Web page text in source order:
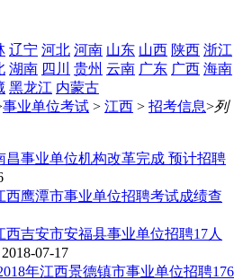
辽宁 河北 河南 山东 山西 陕西 浙江
湖南 四川 贵州 云南 广东 广西 海南
黑龙江 内蒙古
事业单位考试 > 江西 > 招考信息>列
昌事业单位机构改革完成 预计招聘
西鹰潭市事业单位招聘考试成绩查
西吉安市安福县事业单位招聘17人
2018-07-17
年江西景德镇市事业单位招聘176